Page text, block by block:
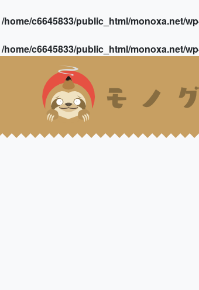
/home/c6645833/public_html/monoxa.net/
/home/c6645833/public_html/monoxa.net/